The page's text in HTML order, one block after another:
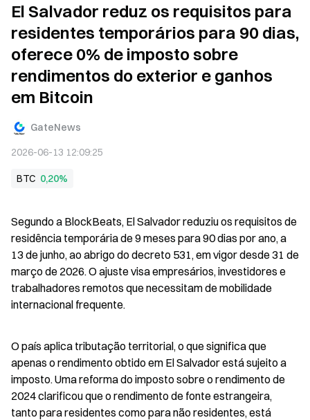
El Salvador reduz os requisitos para
residentes temporários para 90 dias,
oferece 0% de imposto sobre
rendimentos do exterior e ganhos
em Bitcoin
GateNews
2026-06-13 12:09:25
BTC 0,20%
Segundo a BlockBeats, El Salvador reduziu os requisitos de
residência temporária de 9 meses para 90 dias por ano, a
13 de junho, ao abrigo do decreto 531, em vigor desde 31 de
março de 2026. O ajuste visa empresários, investidores e
trabalhadores remotos que necessitam de mobilidade
internacional frequente.
O país aplica tributação territorial, o que significa que
apenas o rendimento obtido em El Salvador está sujeito a
imposto. Uma reforma do imposto sobre o rendimento de
2024 clarificou que o rendimento de fonte estrangeira,
tanto para residentes como para não residentes, está